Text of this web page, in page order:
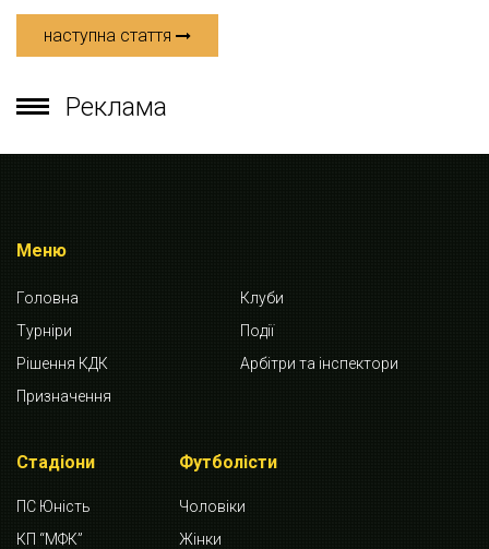
наступна стаття
Реклама
Меню
Головна
Клуби
Турніри
Події
Рішення КДК
Арбітри та інспектори
Призначення
Стадіони
ПС Юність
КП “МФК”
Футболісти
Чоловіки
Жінки